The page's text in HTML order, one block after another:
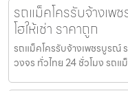
รถแม็คโครรับจ้างเ
โฮให้เช่า ราคาถูก
รถแม็คโครรับจ้างเพชรบูรณ์
วงจร ทั่วไทย 24 ชั่วโมง รถ